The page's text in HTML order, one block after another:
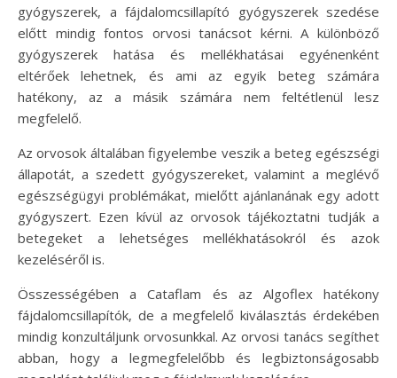
gyógyszerek, a fájdalomcsillapító gyógyszerek szedése
előtt mindig fontos orvosi tanácsot kérni. A különböző
gyógyszerek hatása és mellékhatásai egyénenként
eltérőek lehetnek, és ami az egyik beteg számára
hatékony, az a másik számára nem feltétlenül lesz
megfelelő.
Az orvosok általában figyelembe veszik a beteg egészségi
állapotát, a szedett gyógyszereket, valamint a meglévő
egészségügyi problémákat, mielőtt ajánlanának egy adott
gyógyszert. Ezen kívül az orvosok tájékoztatni tudják a
betegeket a lehetséges mellékhatásokról és azok
kezeléséről is.
Összességében a Cataflam és az Algoflex hatékony
fájdalomcsillapítók, de a megfelelő kiválasztás érdekében
mindig konzultáljunk orvosunkkal. Az orvosi tanács segíthet
abban, hogy a legmegfelelőbb és legbiztonságosabb